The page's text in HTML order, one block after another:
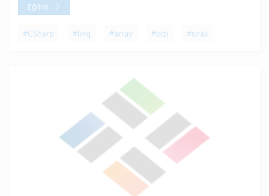
Eğitim
#CSharp #linq #array #dizi #sıralı